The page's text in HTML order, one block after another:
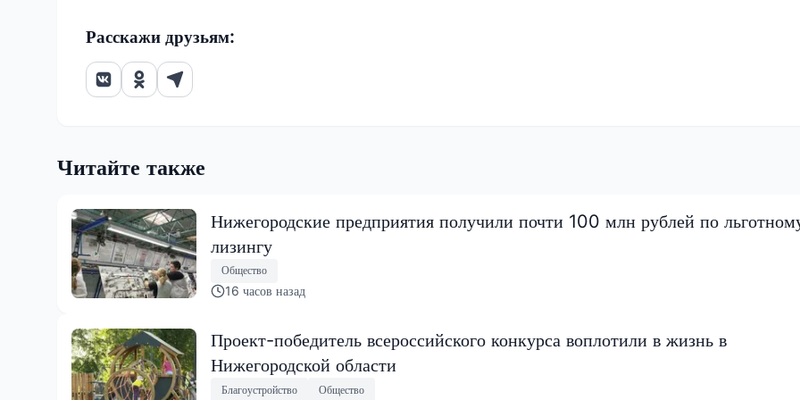
Расскажи друзьям:
Читайте также
Нижегородские предприятия получили почти 100 млн рублей по
лизингу
Общество
16 часов назад
Проект-победитель всероссийского конкурса воплотили в жизнь в
Нижегородской области
Благоустройство Общество